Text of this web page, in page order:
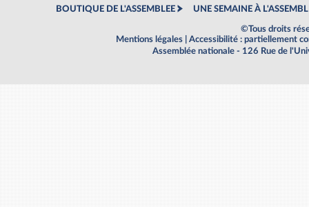
BOUTIQUE DE L'ASSEMBLEE UNE SEMAINE À
©Tous droits
Mentions légales
Accessibilité : partiellement
Assemblée nationale - 126 Rue de